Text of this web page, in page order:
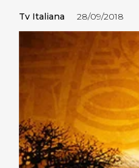
Tv Italiana 28/09/2018